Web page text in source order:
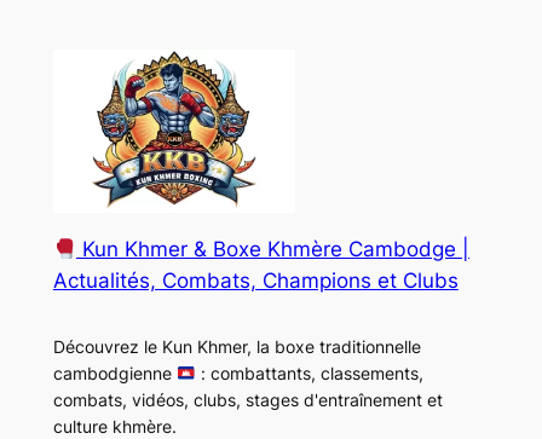
Kun Khmer & Boxe Khmère Cambodge |
Actualités, Combats, Champions et Clubs
Découvrez le Kun Khmer, la boxe traditionnelle
cambodgienne
: combattants, classements,
combats, vidéos, clubs, stages d'entraînement et
culture khmère.